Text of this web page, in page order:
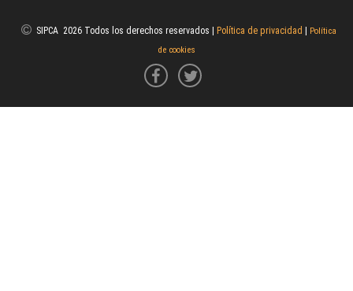
SIPCA 2026 Todos los derechos reservados | Política de privacidad
Política
de cookies